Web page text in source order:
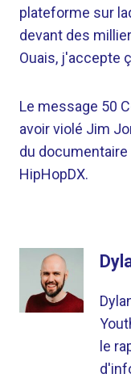
plateforme sur
devant des
Ouais, j'accepte
Le message 50
avoir violé Jim
du
HipHopDX.
le